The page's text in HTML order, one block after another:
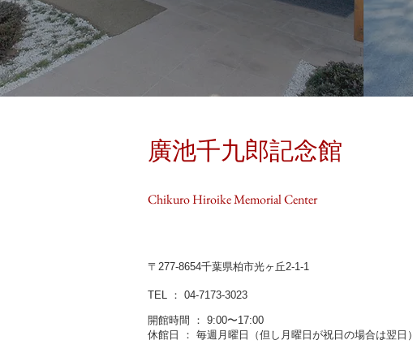
廣池千九郎記念館
Chikuro Hiroike Memorial Center
〒277-8654千葉県柏市光ヶ丘2-1-1
TEL ： 04-7173-3023
開館時間 ： 9:00〜17:00
休館日 ： 毎週月曜日（但し月曜日が祝日の場合は翌日）